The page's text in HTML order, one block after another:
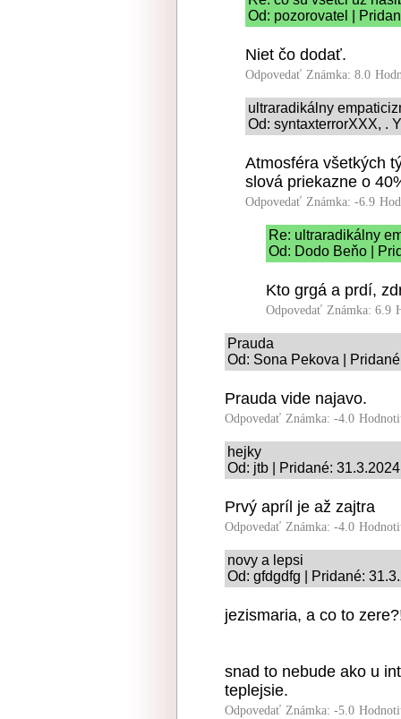
Od: pozorovatel |
Niet čo dodať.
Odpovedať Známka: 8.0
ultraradikálny
Od: syntaxterrorXXX, .
Atmosféra všetkých
slová priekazne o
Odpovedať Známka: -6.9
Re: ultraradikálny
Od: Dodo Beňo |
Kto grgá a prdí,
Odpovedať Známka: 6.9
Prauda
Od: Sona Pekova |
Prauda vide najavo.
Odpovedať Známka: -4.0
hejky
Od: jtb | Pridané:
Prvý apríl je až zajtra
Odpovedať Známka: -4.0
novy a lepsi
Od: gfdgdfg | Pridané:
jezismaria, a co to
snad to nebude ako u
teplejsie.
Odpovedať Známka: -5.0